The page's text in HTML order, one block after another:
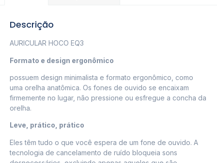
Descrição
AURICULAR HOCO EQ3
Formato e design ergonômico
possuem design minimalista e formato ergonômico, como
uma orelha anatômica. Os fones de ouvido se encaixam
firmemente no lugar, não pressione ou esfregue a concha da
orelha.
Leve, prático, prático
Eles têm tudo o que você espera de um fone de ouvido. A
tecnologia de cancelamento de ruído bloqueia sons